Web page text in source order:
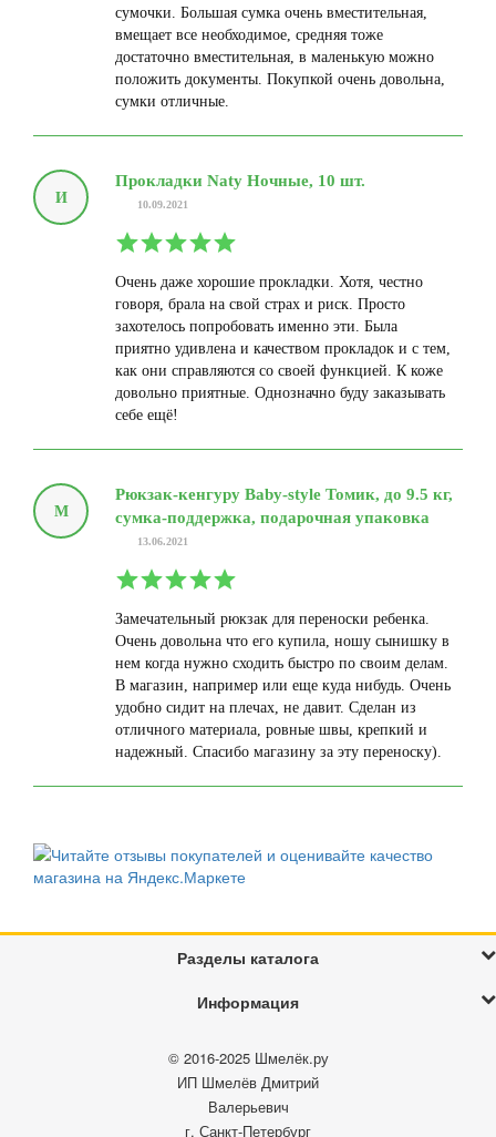
сумочки. Большая сумка очень вместительная,
вмещает все необходимое, средняя тоже
достаточно вместительная, в маленькую можно
положить документы. Покупкой очень довольна,
сумки отличные.
И
Прокладки Naty Ночные, 10 шт.
10.09.2021
Очень даже хорошие прокладки. Хотя, честно
говоря, брала на свой страх и риск. Просто
захотелось попробовать именно эти. Была
приятно удивлена и качеством прокладок и с тем,
как они справляются со своей функцией. К коже
довольно приятные. Однозначно буду заказывать
себе ещё!
М
Рюкзак-кенгуру Baby-style Томик, до 9.5 кг,
сумка-поддержка, подарочная упаковка
13.06.2021
Замечательный рюкзак для переноски ребенка.
Очень довольна что его купила, ношу сынишку в
нем когда нужно сходить быстро по своим делам.
В магазин, например или еще куда нибудь. Очень
удобно сидит на плечах, не давит. Сделан из
отличного материала, ровные швы, крепкий и
надежный. Спасибо магазину за эту переноску).
Разделы каталога
Информация
© 2016-2025 Шмелёк.ру
ИП Шмелёв Дмитрий
Валерьевич
г. Санкт-Петербург